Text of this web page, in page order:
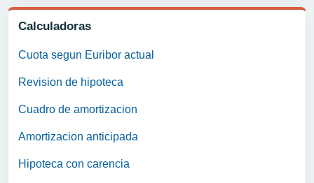
Calculadoras
Cuota segun Euribor actual
Revision de hipoteca
Cuadro de amortizacion
Amortizacion anticipada
Hipoteca con carencia